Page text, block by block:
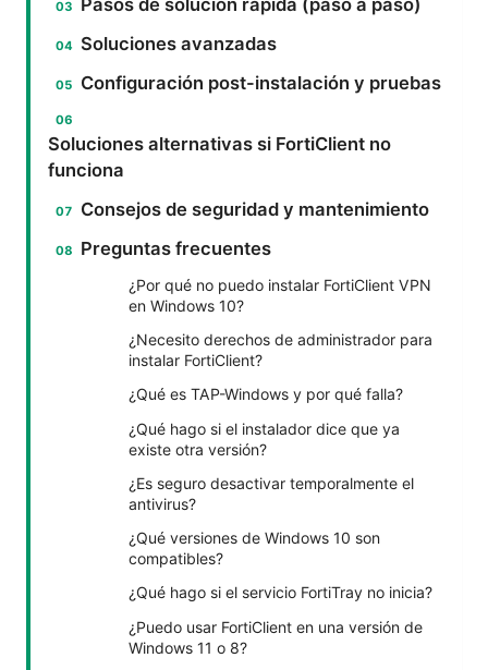
Soluciones avanzadas
Configuración post-instalación y pruebas
Soluciones alternativas si FortiClient no
funciona
Consejos de seguridad y mantenimiento
Preguntas frecuentes
¿Por qué no puedo instalar FortiClient VPN
en Windows 10?
¿Necesito derechos de administrador para
instalar FortiClient?
¿Qué es TAP-Windows y por qué falla?
¿Qué hago si el instalador dice que ya
existe otra versión?
¿Es seguro desactivar temporalmente el
antivirus?
¿Qué versiones de Windows 10 son
compatibles?
¿Qué hago si el servicio FortiTray no inicia?
¿Puedo usar FortiClient en una versión de
Windows 11 o 8?